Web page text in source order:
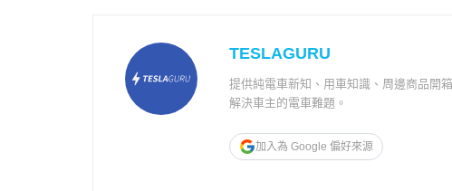
TESLAGURU
提供純電車新知、用車知識、周邊商品開
解決車主的電車難題。
加入為 Google 偏好來源